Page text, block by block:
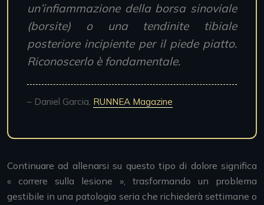
un’infiammazione della borsa sinoviale
(borsite) o una tendinite tibiale
posteriore incipiente per il piede piatto.
Riconoscerlo è fondamentale.
– Daniel Garcia, RUNNEA Magazine
Continuare ad allenarsi su questo tipo di dolore significa
« correre sulla lesione », trasformando un problema
gestibile in una patologia seria che richiederà settimane o